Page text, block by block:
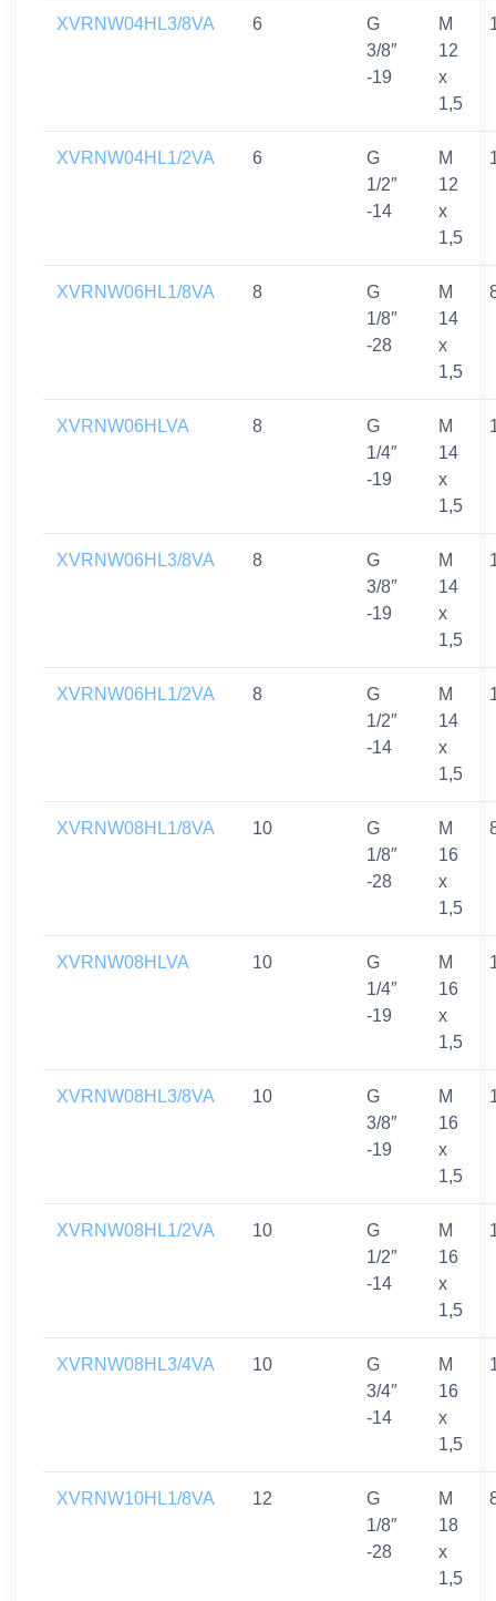
XVRNW04HL3/8VA 6
G
3/8″
-19
M
12
x
1,5
XVRNW04HL1/2VA 6
G
1/2″
-14
M
12
x
1,5
XVRNW06HL1/8VA 8
G
1/8″
-28
M
14
x
1,5
XVRNW06HLVA 8
G
1/4″
-19
M
14
x
1,5
XVRNW06HL3/8VA 8
G
3/8″
-19
M
14
x
1,5
XVRNW06HL1/2VA 8
G
1/2″
-14
M
14
x
1,5
XVRNW08HL1/8VA 10
G
1/8″
-28
M
16
x
1,5
XVRNW08HLVA 10
G
1/4″
-19
M
16
x
1,5
XVRNW08HL3/8VA 10
G
3/8″
-19
M
16
x
1,5
XVRNW08HL1/2VA 10
G
1/2″
-14
M
16
x
1,5
XVRNW08HL3/4VA 10
G
3/4″
-14
M
16
x
1,5
XVRNW10HL1/8VA 12
G
1/8″
-28
M
18
x
1,5